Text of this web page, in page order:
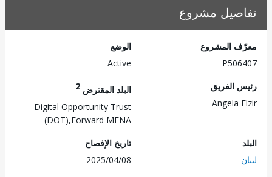
مشروع
المشروع
الفريق
Angela
البلد المقترض
Digital Opportunity Trust
(DOT),Forward MENA
تاريخ الإفصاح
2025/04/08